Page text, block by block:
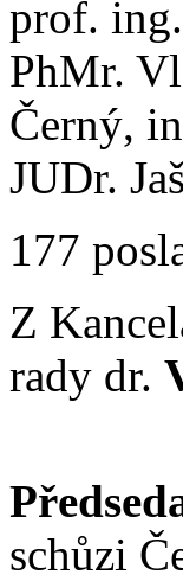
prof.
PhMr.
Černý,
JUDr.
177
Z
rady dr.
schůzi